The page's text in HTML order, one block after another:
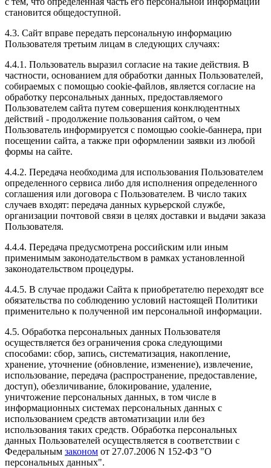
становится общедоступной.
4.3. Сайт вправе передать персональную информацию
Пользователя третьим лицам в следующих случаях:
4.4.1. Пользователь выразил согласие на такие действия. В
частности, основанием для обработки данных Пользователей,
собираемых с помощью cookie-файлов, является согласие на
обработку персональных данных, предоставляемого
Пользователем сайта путем совершения конклюдентных
действий - продолжение пользования сайтом, о чем
Пользователь информируется с помощью cookie-баннера, при
посещении сайта, а также при оформлении заявки из любой
формы на сайте.
4.4.2. Передача необходима для использования Пользователем
определенного сервиса либо для исполнения определенного
соглашения или договора с Пользователем. В число таких
случаев входят: передача данных курьерской службе,
организации почтовой связи в целях доставки и выдачи заказа
Пользователя.
4.4.4. Передача предусмотрена российским или иным
применимым законодательством в рамках установленной
законодательством процедуры.
4.4.5. В случае продажи Сайта к приобретателю переходят все
обязательства по соблюдению условий настоящей Политики
применительно к полученной им персональной информации.
4.5. Обработка персональных данных Пользователя
осуществляется без ограничения срока следующими
способами: сбор, запись, систематизация, накопление,
хранение, уточнение (обновление, изменение), извлечение,
использование, передача (распространение, предоставление,
доступ), обезличивание, блокирование, удаление,
уничтожение персональных данных, в том числе в
информационных системах персональных данных с
использованием средств автоматизации или без
использования таких средств. Обработка персональных
данных Пользователей осуществляется в соответствии с
Федеральным законом от 27.07.2006 N 152-ФЗ "О
персональных данных".